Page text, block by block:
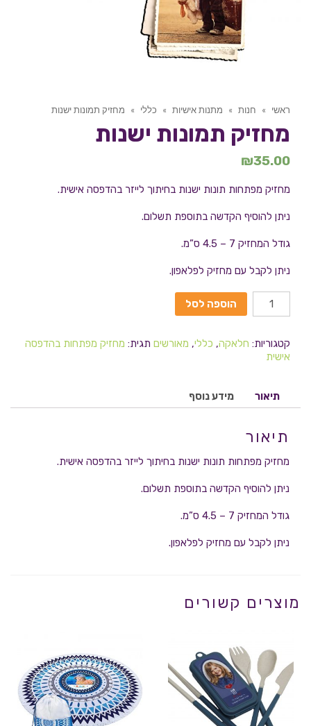
ראשי » חנות » מתנות אישיות » כללי » מחזיק תמונות ישנות
מחזיק תמונות ישנות
₪35.00
מחזיק מפתחות תונות ישנות בחיתוך לייזר בהדפסה אישית.
ניתן להוסיף הקדשה בתוספת תשלום.
גודל המחזיק 7 – 4.5 ס”מ.
ניתן לקבל עם מחזיק לפלאפון.
הוספה לסל
קטגוריות: חלאקה, כללי, מאורשים תגית: מחזיק מפתחות בהדפסה
אישית
תיאור מידע נוסף
תיאור
מחזיק מפתחות תונות ישנות בחיתוך לייזר בהדפסה אישית.
ניתן להוסיף הקדשה בתוספת תשלום.
גודל המחזיק 7 – 4.5 ס”מ.
ניתן לקבל עם מחזיק לפלאפון.
מוצרים קשורים